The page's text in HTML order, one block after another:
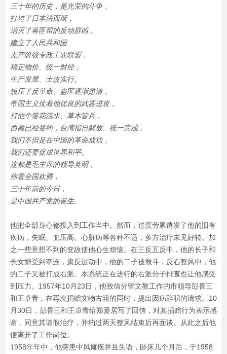
三十年的历史，是光荣的斗争，
打垮了日本法西斯，
消灭了蒋匪帮的反动群凶，
建立了人民共和国
无产阶级专政工农联盟，
稳定物价、统一财经，
生产发展、土改实行。
镇压了反革命、盗匪逐渐肃清，
帝国主义仗着他优良的武器进攻，
打他个落花流水、草木皆兵，
西藏已经签约，台湾指日解放、统一完成，
我们不但是在中国的革命成功，
我们还要促成世界和平。
这都是毛主席的领导英明，
你看全国欢腾，
三十年前的今日，
是中国共产党的诞生。
他把全部身心都投入到工作当中。然而，过度劳累诱发了他的旧有
疾病，失眠、血压高、心脏病等各种不适，多方治疗未见好转。加
之一些意想不到的变故使他心生烦恼。在三反五反中，他的长子和
长女婿受到牵连，肃反运动中，他的二子被揪斗，反右整风中，他
的二子又被打成右派。本系统正在进行的右派分子排查也让他感受
到压力。1957年10月23日，他致信分管文教工作的市领导彭畏三
和王卓青，在再次捐赠文物古籍的同时，提出因病辞职的请求。10
月30日，彭畏三和王卓青给郑爰居写了回信，对其捐赠行为表示感
谢，同意其请假治疗，并约过两天整风结束后再面谈。从此之后他
便离开了工作岗位。
1958年年中，他突患中风瘫痪并且失语，卧床几个月后，于1958